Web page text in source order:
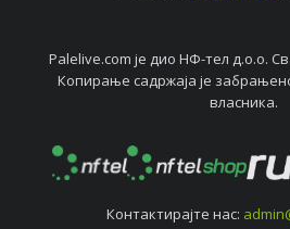
Palelive.com јe дио НФ-тeл д.о.о.
Копирањe садржаја јe
власника.
Контактирајтe нас: